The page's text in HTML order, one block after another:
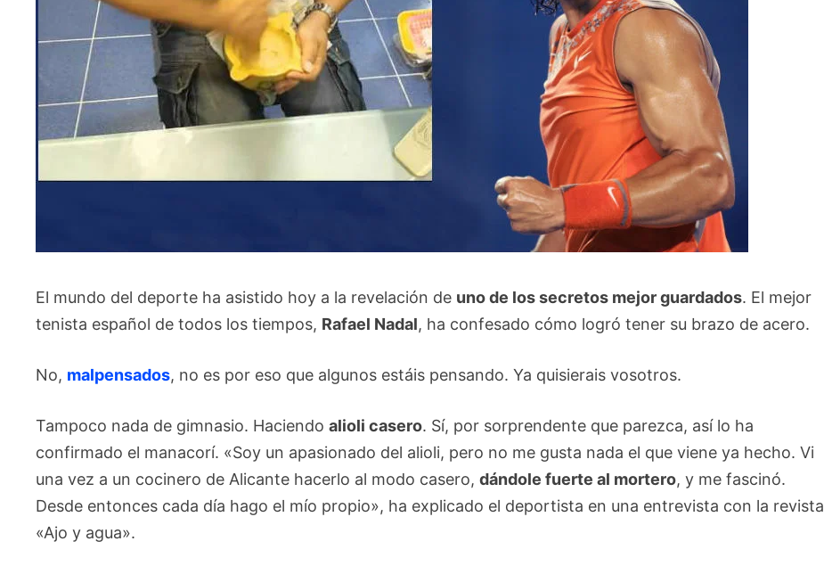
El mundo del deporte ha asistido hoy a la revelación de uno de los secretos mejor guardados. El mejor
tenista español de todos los tiempos, Rafael Nadal, ha confesado cómo logró tener su brazo de acero.
No, malpensados, no es por eso que algunos estáis pensando. Ya quisierais vosotros.
Tampoco nada de gimnasio. Haciendoalioli casero. Sí, por sorprendente que parezca, así lo ha
confirmado el manacorí. «Soy un apasionado del alioli, pero no me gusta nada el que viene ya hecho. Vi
una vez a un cocinero de Alicante hacerlo al modo casero,dándole fuerte al mortero, y me fascinó.
Desde entonces cada día hago el mío propio», ha explicado el deportista en una entrevista con la revista
«Ajo y agua».